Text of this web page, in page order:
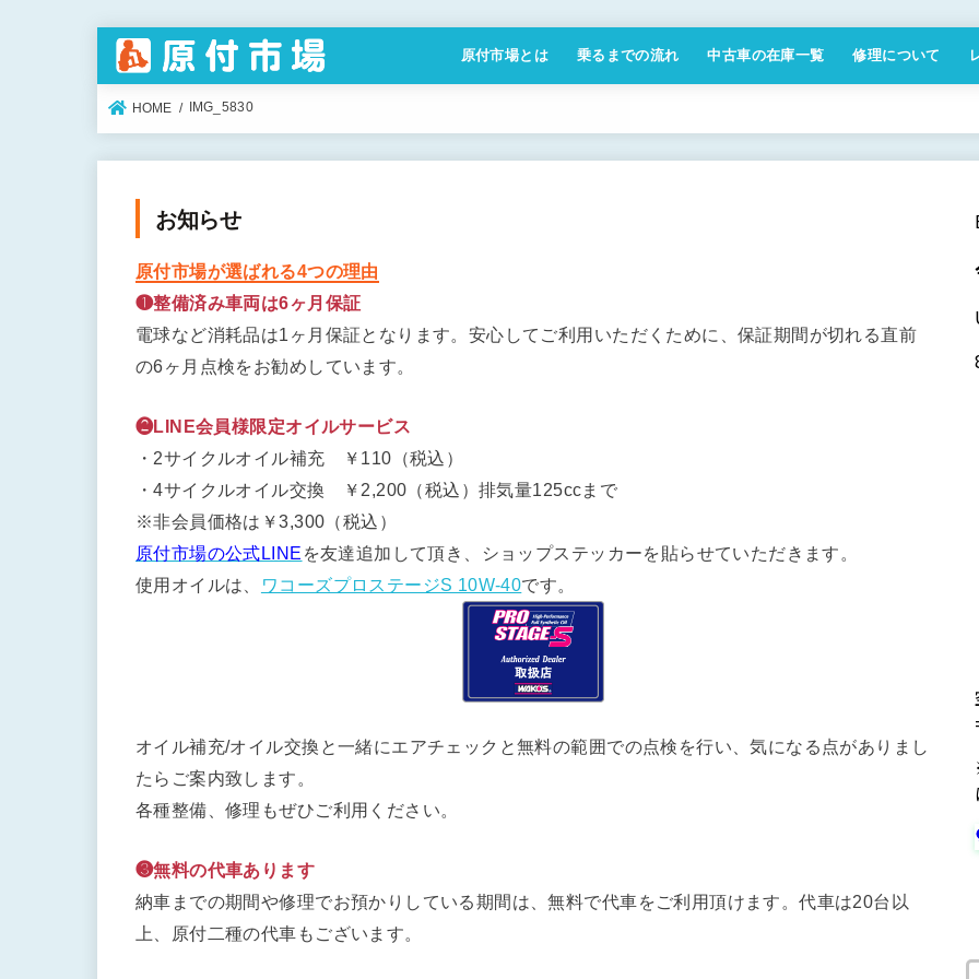
原付市場とは 乗るまでの流れ 中古車の在庫一覧 修理について
HOME IMG_5830
お知らせ
原付市場が選ばれる4つの理由
❶整備済み車両は6ヶ月保証
電球など消耗品は1ヶ月保証となります。安心してご利用いただくために、保証期間が切れる直前
の6ヶ月点検をお勧めしています。
❷LINE会員様限定オイルサービス
・2サイクルオイル補充 ￥110（税込）
・4サイクルオイル交換 ￥2,200（税込）排気量125ccまで
※非会員価格は￥3,300（税込）
原付市場の公式LINE を友達追加して頂き、ショップステッカーを貼らせていただきます。
使用オイルは、
ワコーズプロステージS 10W-40です。
オイル補充/オイル交換と一緒にエアチェックと無料の範囲での点検を行い、気になる点がありまし
たらご案内致します。
各種整備、修理もぜひご利用ください。
❸無料の代車あります
納車までの期間や修理でお預かりしている期間は、無料で代車をご利用頂けます。代車は20台以
上、原付二種の代車もございます。